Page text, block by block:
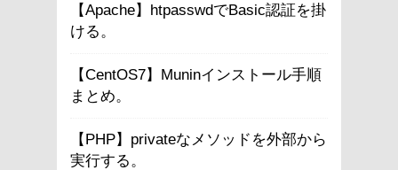
【Apache】htpasswdでBasic認証を掛
ける。
【CentOS7】Muninインストール手順
まとめ。
【PHP】privateなメソッドを外部から
実行する。